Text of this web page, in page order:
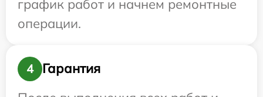
график работ и начнем ремонтные
операции.
4
Гарантия